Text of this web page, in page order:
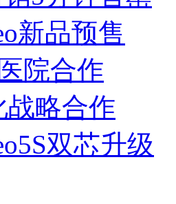
新品预售
院合作
战略合作
双芯升级